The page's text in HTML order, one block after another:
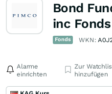
Bond
inc Fonds
Fonds WKN:
Alarme
einrichten
Zur
hinzufügen